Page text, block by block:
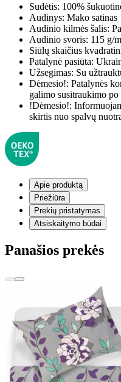
Sudėtis: 100%
Audinys: Mako satinas
Audinio kilmės šalis:
Audinio svoris: 115 g/
Siūlų skaičius
Patalynė pasiūta:
Užsegimas: Su
Dėmesio!: Patalynės
galimo susitraukimo
!Dėmesio!:
skirtis nuo spalvų
Apie produktą
Priežiūra
Prekių pristatymas
Atsiskaitymo būdai
Panašios prekės